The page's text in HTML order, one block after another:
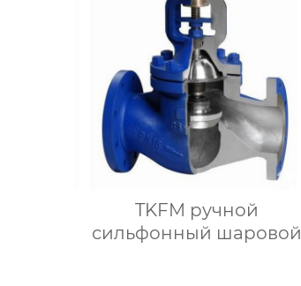
TKFM ручной
сильфонный шаровой